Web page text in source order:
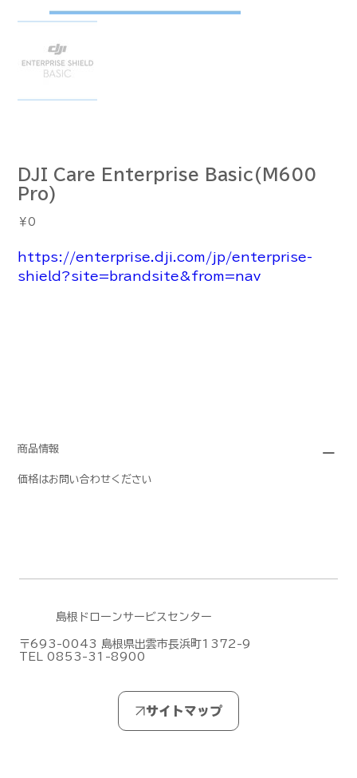
DJI Care Enterprise Basic(M600
Pro)
価
格
￥0
https://enterprise.dji.com/jp/enterprise-
shield?site=brandsite&from=nav
商品情報
価格はお問い合わせください
島根ドローンサービスセンター
〒693-0043 島根県出雲市長浜町1372-9
TEL 0853-31-8900